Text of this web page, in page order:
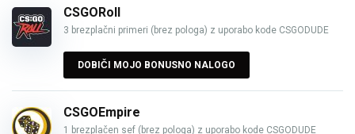
CSGORoll
3 brezplačni primeri (brez pologa) z uporabo kode CSGODUDE
DOBIČI MOJO BONUSNO NALOGO
CSGOEmpire
1 brezplačen sef (brez pologa) z uporabo kode CSGODUDE